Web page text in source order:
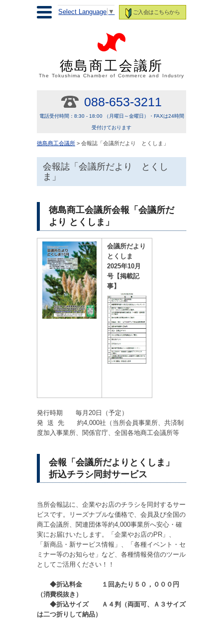
ご入会はこちらから
Select Language ▼
徳島商工会議所
The Tokushima Chamber of Commerce and Industry
088-653-3211
電話受付時間：8:30 - 18:00 （月曜日～金曜日）・FAXは24時間
受付けております
徳島商工会議所 > 会報誌「会議所だより とくしま」
会報誌「会議所だより とくし
ま」
徳島商工会議所会報「会議所だ
より とくしま」
会議所だより
とくしま
2025年10月
号 【掲載記
事】
発行時期 毎月20日（予定）
発 送 先 約4,000社（当所会員事業所、共済制
度加入事業所、関係官庁、全国各地商工会議所等
会報「会議所だよりとくしま」
折込チラシ同封サービス
当所会報誌に、企業やお店のチラシを同封するサー
ビスです。リーズナブルな価格で、会員及び全国の
商工会議所、関連団体等約4,000事業所へ安心・確
実にお届けいたします。「企業やお店のPR」、
「新商品・新サービス情報」、「各種イベント・セ
ミナー等のお知らせ」など、各種情報発信のツール
としてご活用ください！！
◆折込料金 １回あたり５０，０００円
（消費税抜き）
◆折込サイズ Ａ４判（両面可、Ａ３サイズ
は二つ折りして納品）